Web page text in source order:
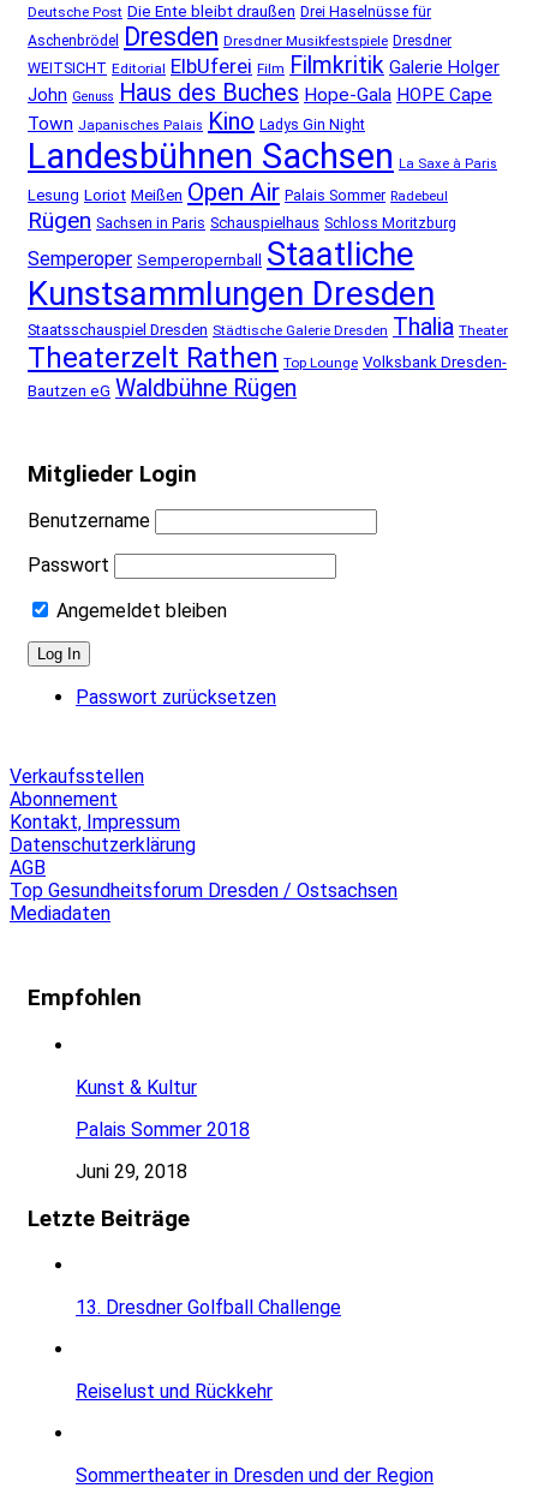
Deutsche Post Die Ente bleibt draußen Drei Haselnüsse für
Aschenbrödel
Dresden Dresdner Musikfestspiele Dresdner
WEITSICHT Editorial ElbUferei Film Filmkritik Galerie Holger
John Genuss Haus des Buches Hope-Gala HOPE Cape
Town Japanisches Palais Kino Ladys Gin Night
Landesbühnen Sachsen La Saxe à Paris
Lesung Loriot Meißen Open Air Palais Sommer Radebeul
Rügen Sachsen in Paris Schauspielhaus Schloss Moritzburg
Semperoper Semperopernball
Staatliche
Kunstsammlungen Dresden
Staatsschauspiel Dresden Städtische Galerie Dresden Thalia Theater
Theaterzelt Rathen Top Lounge Volksbank Dresden-
Bautzen eG Waldbühne Rügen
Mitglieder Login
Benutzername
Passwort
Angemeldet bleiben
Passwort zurücksetzen
Verkaufsstellen
Abonnement
Kontakt, Impressum
Datenschutzerklärung
AGB
Top Gesundheitsforum Dresden / Ostsachsen
Mediadaten
Empfohlen
Kunst & Kultur
Palais Sommer 2018
Juni 29, 2018
Letzte Beiträge
13. Dresdner Golfball Challenge
Reiselust und Rückkehr
Sommertheater in Dresden und der Region